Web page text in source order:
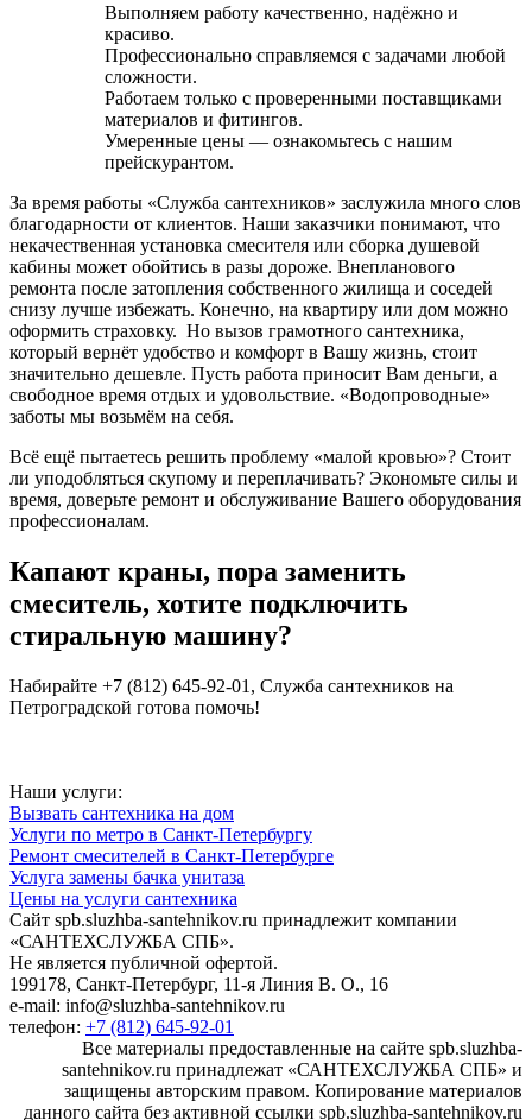
Выполняем работу качественно, надёжно и
красиво.
Профессионально справляемся с задачами любой
сложности.
Работаем только с проверенными поставщиками
материалов и фитингов.
Умеренные цены — ознакомьтесь с нашим
прейскурантом.
За время работы «Служба сантехников» заслужила много слов
благодарности от клиентов. Наши заказчики понимают, что
некачественная установка смесителя или сборка душевой
кабины может обойтись в разы дороже. Внепланового
ремонта после затопления собственного жилища и соседей
снизу лучше избежать. Конечно, на квартиру или дом можно
оформить страховку. Но вызов грамотного сантехника,
который вернёт удобство и комфорт в Вашу жизнь, стоит
значительно дешевле. Пусть работа приносит Вам деньги, а
свободное время отдых и удовольствие. «Водопроводные»
заботы мы возьмём на себя.
Всё ещё пытаетесь решить проблему «малой кровью»? Стоит
ли уподобляться скупому и переплачивать? Экономьте силы и
время, доверьте ремонт и обслуживание Вашего оборудования
профессионалам.
Капают краны, пора заменить
смеситель, хотите подключить
стиральную машину?
Набирайте +7 (812) 645-92-01, Служба сантехников на
Петроградской готова помочь!
Наши услуги:
Вызвать сантехника на дом
Услуги по метро в Санкт-Петербургу
Ремонт смесителей в Санкт-Петербурге
Услуга замены бачка унитаза
Цены на услуги сантехника
Сайт spb.sluzhba-santehnikov.ru принадлежит компании
«САНТЕХСЛУЖБА СПБ».
Не является публичной офертой.
199178, Санкт-Петербург, 11-я Линия В. О., 16
e-mail: info@sluzhba-santehnikov.ru
телефон: +7 (812) 645-92-01
Все материалы предоставленные на сайте spb.sluzhba-
santehnikov.ru принадлежат «САНТЕХСЛУЖБА СПБ» и
защищены авторским правом. Копирование материалов
данного сайта без активной ссылки spb.sluzhba-santehnikov.ru